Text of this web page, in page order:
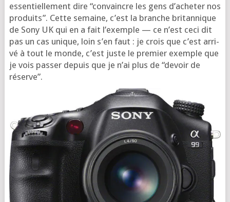
essen­tiel­le­ment dire “convaincre les gens d’a­che­ter nos
pro­duits”. Cette semaine, c’est la branche bri­tan­nique
de Sony UK qui en a fait l’exemple — ce n’est ceci dit
pas un cas unique, loin s’en faut : je crois que c’est arri­
vé à tout le monde, c’est juste le pre­mier exemple que
je vois pas­ser depuis que je n’ai plus de “devoir de
réserve”.